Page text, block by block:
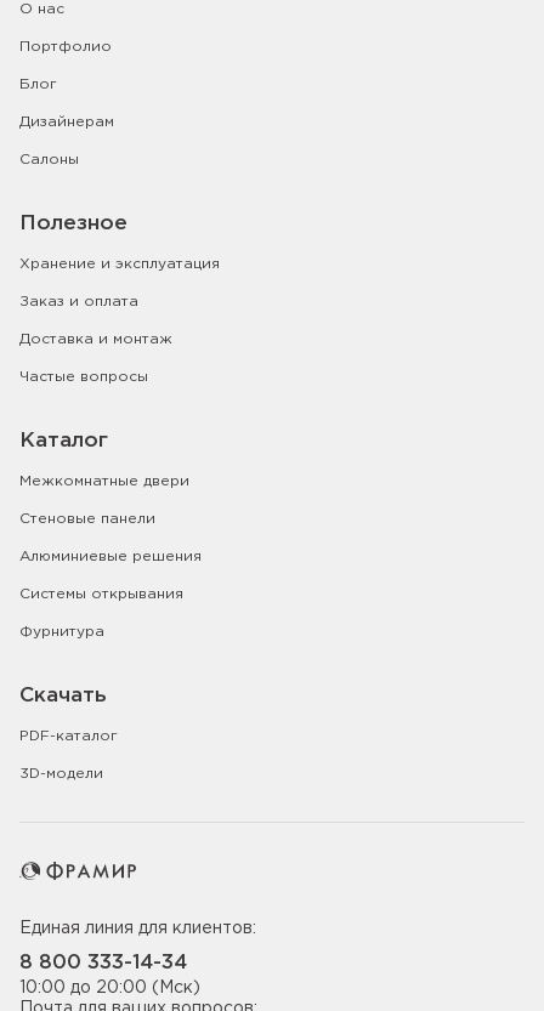
О нас
Портфолио
Блог
Дизайнерам
Салоны
Полезное
Хранение и эксплуатация
Заказ и оплата
Доставка и монтаж
Частые вопросы
Каталог
Межкомнатные двери
Стеновые панели
Алюминиевые решения
Системы открывания
Фурнитура
Скачать
PDF-каталог
3D-модели
Единая линия для клиентов:
8 800 333-14-34
10:00 до 20:00 (Мск)